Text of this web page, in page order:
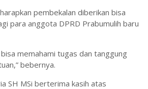
pembekalan diberikan bisa
para anggota DPRD Prabumulih baru
memahami tugas dan tanggung
bebernya.
SH MSi berterima kasih atas